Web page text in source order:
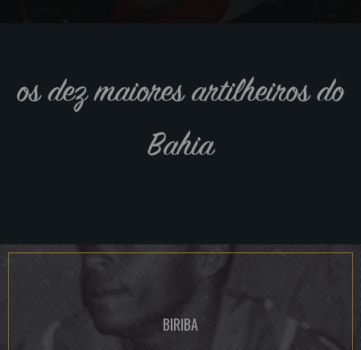
os dez maiores artilheiros do
Bahia
BIRIBA